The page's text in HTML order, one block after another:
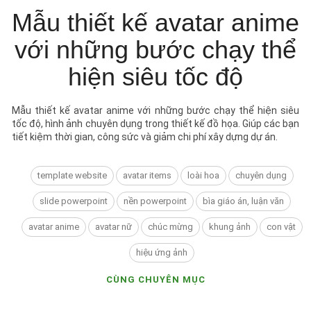
Mẫu thiết kế avatar anime
với những bước chạy thể
hiện siêu tốc độ
Mẫu thiết kế avatar anime với những bước chạy thể hiện siêu
tốc độ, hình ảnh chuyên dụng trong thiết kế đồ họa. Giúp các bạn
tiết kiệm thời gian, công sức và giảm chi phí xây dựng dự án.
template website avatar items loài hoa chuyên dụng
slide powerpoint nền powerpoint bìa giáo án, luận văn
avatar anime avatar nữ chúc mừng khung ảnh con vật
hiệu ứng ảnh
CÙNG CHUYÊN MỤC